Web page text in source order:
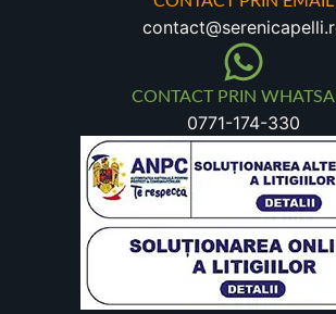
CONTACT PRIN
0771-174-330